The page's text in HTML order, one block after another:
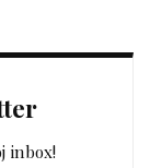
inbox!